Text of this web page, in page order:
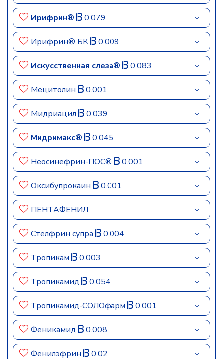
Ирифрин® 0.079
Ирифрин® БК 0.009
Искусственная слеза® 0.083
Мецитолин 0.001
Мидриацил 0.039
Мидримакс® 0.045
Неосинефрин-ПОС® 0.001
Оксибупрокаин 0.001
ПЕНТАФЕНИЛ
Стелфрин супра 0.004
Тропикам 0.003
Тропикамид 0.054
Тропикамид-СОЛОфарм 0.001
Феникамид 0.008
Фенилэфрин 0.02